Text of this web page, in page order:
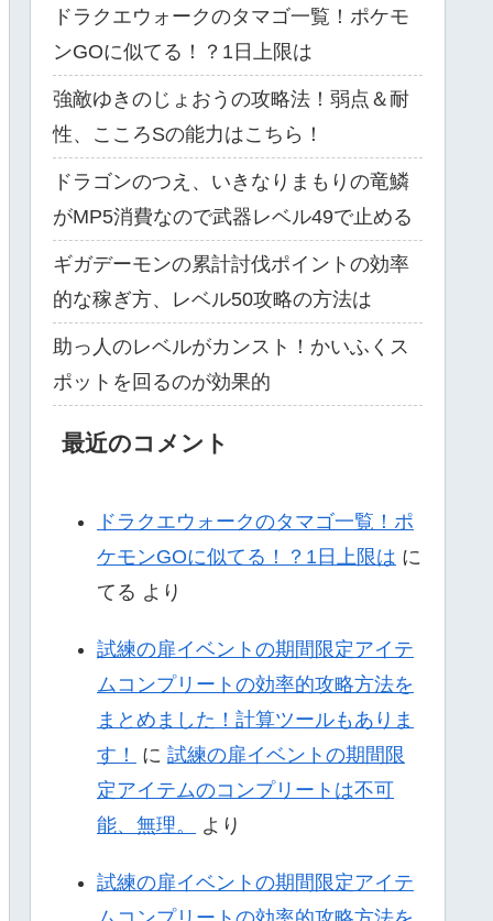
ドラクエウォークのタマゴ一覧！ポケモ
ンGOに似てる！？1日上限は
強敵ゆきのじょおうの攻略法！弱点＆耐
性、こころSの能力はこちら！
ドラゴンのつえ、いきなりまもりの竜鱗
がMP5消費なので武器レベル49で止める
ギガデーモンの累計討伐ポイントの効率
的な稼ぎ方、レベル50攻略の方法は
助っ人のレベルがカンスト！かいふくス
ポットを回るのが効果的
最近のコメント
ドラクエウォークのタマゴ一覧！ポ
ケモンGOに似てる！？1日上限は に
てる より
試練の扉イベントの期間限定アイテ
ムコンプリートの効率的攻略方法を
まとめました！計算ツールもありま
す！
に 試練の扉イベントの期間限
定アイテムのコンプリートは不可
能、無理。
より
試練の扉イベントの期間限定アイテ